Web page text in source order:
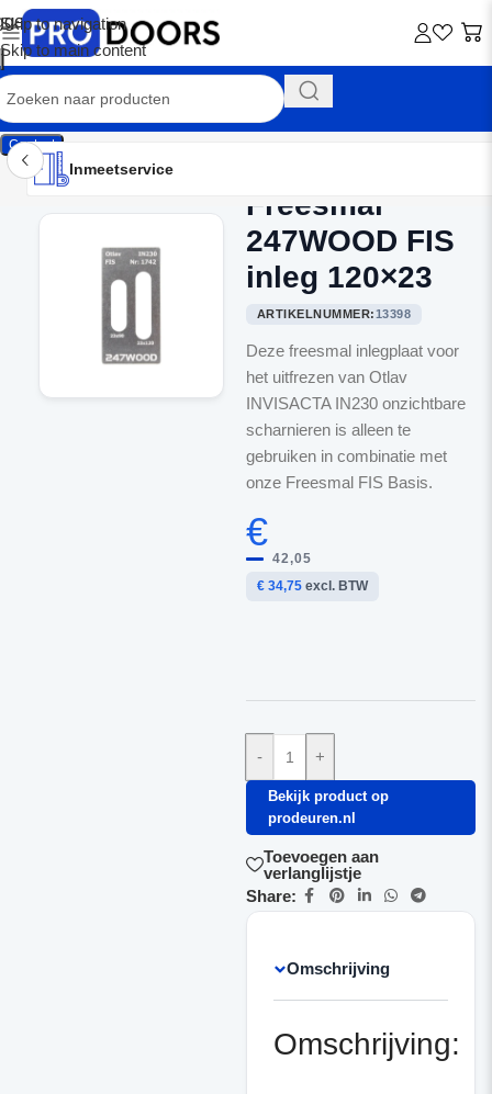
Skip to navigation
Skip to main content
Contact
Inmeetservice
Montageservice
Advies op maat
Showroom
Inmeetservice
Freesmal
247WOOD FIS
inleg 120×23
ARTIKELNUMMER:13398
Deze freesmal inlegplaat voor
het uitfrezen van Otlav
INVISACTA IN230 onzichtbare
scharnieren is alleen te
gebruiken in combinatie met
onze Freesmal FIS Basis.
€
42,05
€ 34,75excl. BTW
- +
Bekijk product op
prodeuren.nl
Toevoegen aan
verlanglijstje
Share:
Omschrijving
Omschrijving: